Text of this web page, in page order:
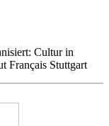
Cultur in
Français Stuttgart